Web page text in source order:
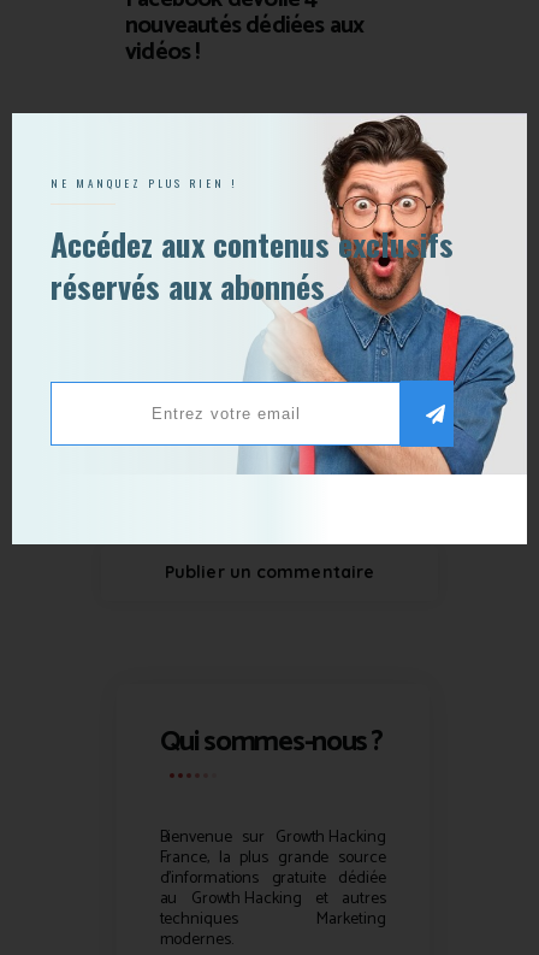
nouveautés dédiées aux
vidéos !
Publier un commentaire
Qui sommes-nous ?
Bienvenue sur Growth Hacking
France, la plus grande source
d’informations gratuite dédiée
au Growth Hacking et autres
techniques Marketing
modernes.
NE MANQUEZ PLUS RIEN !
Accédez aux contenus exclusifs
réservés aux abonnés